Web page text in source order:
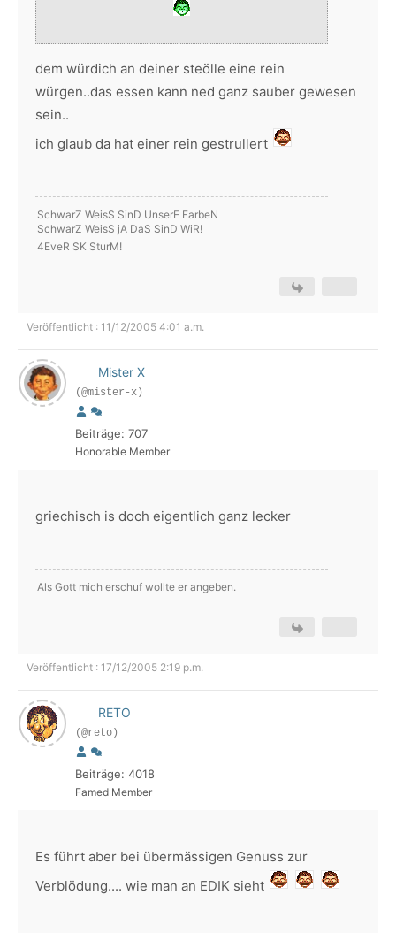
dem würdich an deiner steölle eine rein
würgen..das essen kann ned ganz sauber gewesen
sein..
ich glaub da hat einer rein gestrullert
SchwarZ WeisS SinD UnserE FarbeN
SchwarZ WeisS jA DaS SinD WiR!
4EveR SK SturM!
Veröffentlicht : 11/12/2005 4:01 a.m.
Mister X
(@mister-x)
Beiträge: 707
Honorable Member
griechisch is doch eigentlich ganz lecker
Als Gott mich erschuf wollte er angeben.
Veröffentlicht : 17/12/2005 2:19 p.m.
RETO
(@reto)
Beiträge: 4018
Famed Member
Es führt aber bei übermässigen Genuss zur
Verblödung.... wie man an EDIK sieht